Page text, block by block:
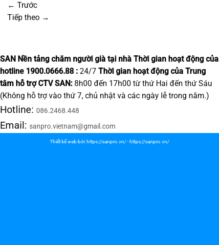
← Trước
Tiếp theo →
SAN Nền tảng chăm người già tại nhà Thời gian hoạt động của
hotline 1900.0666.88 : 24/7 Thời gian hoạt động của Trung
tâm hỗ trợ CTV SAN: 8h00 đến 17h00 từ thứ Hai đến thứ Sáu
(Không hỗ trợ vào thứ 7, chủ nhật và các ngày lễ trong năm.)
Hotline: 086.2468.448
Email: sanpro.vietnam@gmail.com
Thiết kế web bởi: https://sanpro.vn/- https://sanpro.vn/